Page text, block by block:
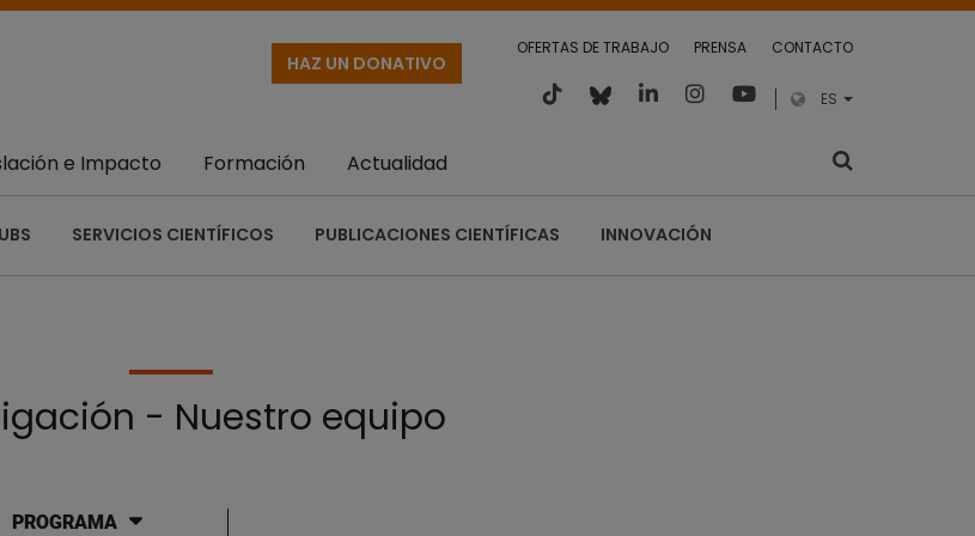
OFERTAS DE TRABAJO PRENSA CONTACTO
ES
HAZ UN DONATIVO
SERVICIOS CIENTÍFICOS PUBLICACIONES CIENTÍFICAS INNOVACIÓN
e Impacto Formación Actualidad
- Nuestro equipo
PROGRAMA